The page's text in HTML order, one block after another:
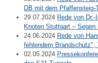
DB mit dem Pfaffensteig-
29.07.2024 Rede von
Knoten Stuttgart – Segen
24.06.2024 Rede von
fehlendem Brandschutz",
02.05.2024